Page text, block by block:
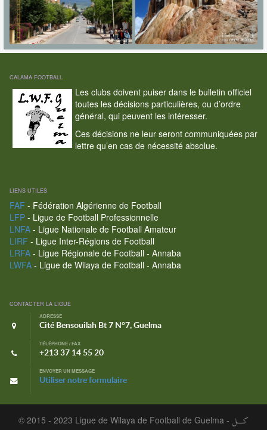
CALAMA FOOTBALL
Les clubs doivent puiser dans le bulletin officiel
toutes les décisions particulières, ou d’ordre
général, qui peuvent les intéresser.
Ces décisions ne leur seront communiquées par
lettre qu’en cas de nécessité absolue.
LIENS UTILES
FAF - Fédération Algérienne de Football
LFP- Ligue de Football Professionnelle
LNFA- Ligue Nationale de Football Amateur
LIRF - Ligue Inter-Régions de Football
LRFA- Ligue Régionale de Football - Annaba
LWFA- Ligue de Wilaya de Football - Annaba
CONTACTER LA LIGUE
ADRESSE
Cité Bensouilah Bt 7 N°7, Guelma
TÉLÉPHONE / FAX
+213 37 14 55 20
ENVOYER UN MESSAGE
Utiliser notre formulaire
© 2015 - 2023 Ligue de Wilaya de Football de Guelma - كـــل